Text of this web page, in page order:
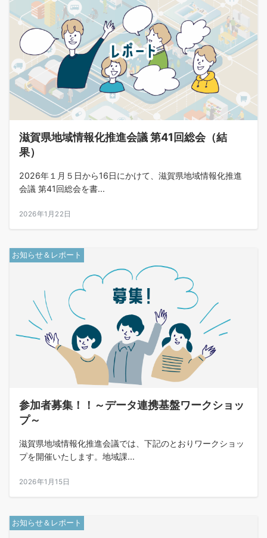
滋賀県地域情報化推進会議 第41回総会（結
果）
2026年１月５日から16日にかけて、滋賀県地域情報化推進
会議 第41回総会を書...
2026年1月22日
お知らせ＆レポート
参加者募集！！～データ連携基盤ワークショッ
プ～
滋賀県地域情報化推進会議では、下記のとおりワークショッ
プを開催いたします。地域課...
2026年1月15日
お知らせ＆レポート